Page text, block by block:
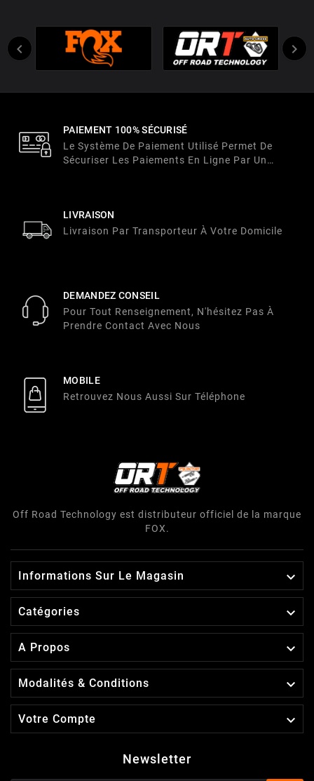
 
PAIEMENT 100% SÉCURISÉ
Le Système De Paiement Utilisé Permet De
Sécuriser Les Paiements En Ligne Par Un
LIVRAISON
Livraison Par Transporteur À Votre Domicile
DEMANDEZ CONSEIL
Pour Tout Renseignement, N'hésitez Pas À
Prendre Contact Avec Nous
MOBILE
Retrouvez Nous Aussi Sur Téléphone
Off Road Technology est distributeur officiel de la marque
FOX.
Informations Sur Le Magasin 
Catégories 
A Propos 
Modalités & Conditions 
Votre Compte 
Newsletter